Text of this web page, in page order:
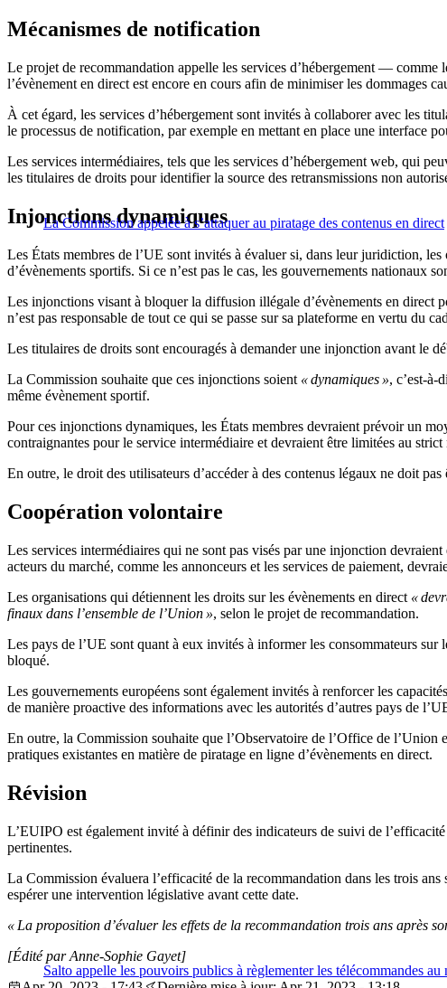
Mécanismes de notification
Le projet de recommandation appelle les services d’hébergement —
l’évènement en direct est encore en cours afin de minimiser les dommages
À cet égard, les services d’hébergement sont invités à collaborer avec les
le processus de notification, par exemple en mettant en place une interface
Les services intermédiaires, tels que les services d’hébergement web, qui
les titulaires de droits pour identifier la source des retransmissions non
La Commission appelée à s’attaquer au piratage des contenus en direct
Injonctions dynamiques
Les États membres de l’UE sont invités à évaluer si, dans leur juridiction,
d’évènements sportifs. Si ce n’est pas le cas, les gouvernements nationaux
Les injonctions visant à bloquer la diffusion illégale d’évènements en direct
n’est pas responsable de tout ce qui se passe sur sa plateforme en vertu du
Les titulaires de droits sont encouragés à demander une injonction avant le
La Commission souhaite que ces injonctions soient « dynamiques », c’est-à-
même évènement sportif.
Pour ces injonctions dynamiques, les États membres devraient prévoir un
contraignantes pour le service intermédiaire et devraient être limitées au strict
En outre, le droit des utilisateurs d’accéder à des contenus légaux ne doit pas
Coopération volontaire
Les services intermédiaires qui ne sont pas visés par une injonction
acteurs du marché, comme les annonceurs et les services de paiement,
Les organisations qui détiennent les droits sur les évènements en direct «
finaux dans l’ensemble de l’Union », selon le projet de recommandation.
Les pays de l’UE sont quant à eux invités à informer les consommateurs
bloqué.
Les gouvernements européens sont également invités à renforcer les
de manière proactive des informations avec les autorités d’autres pays de
En outre, la Commission souhaite que l’Observatoire de l’Office de
pratiques existantes en matière de piratage en ligne d’évènements en direct.
Révision
L’EUIPO est également invité à définir des indicateurs de suivi de
pertinentes.
La Commission évaluera l’efficacité de la recommandation dans les trois
espérer une intervention législative avant cette date.
« La proposition d’évaluer les effets de la recommandation trois ans après
Salto appelle les pouvoirs publics à règlementer les télécommandes
[Édité par Anne-Sophie Gayet]